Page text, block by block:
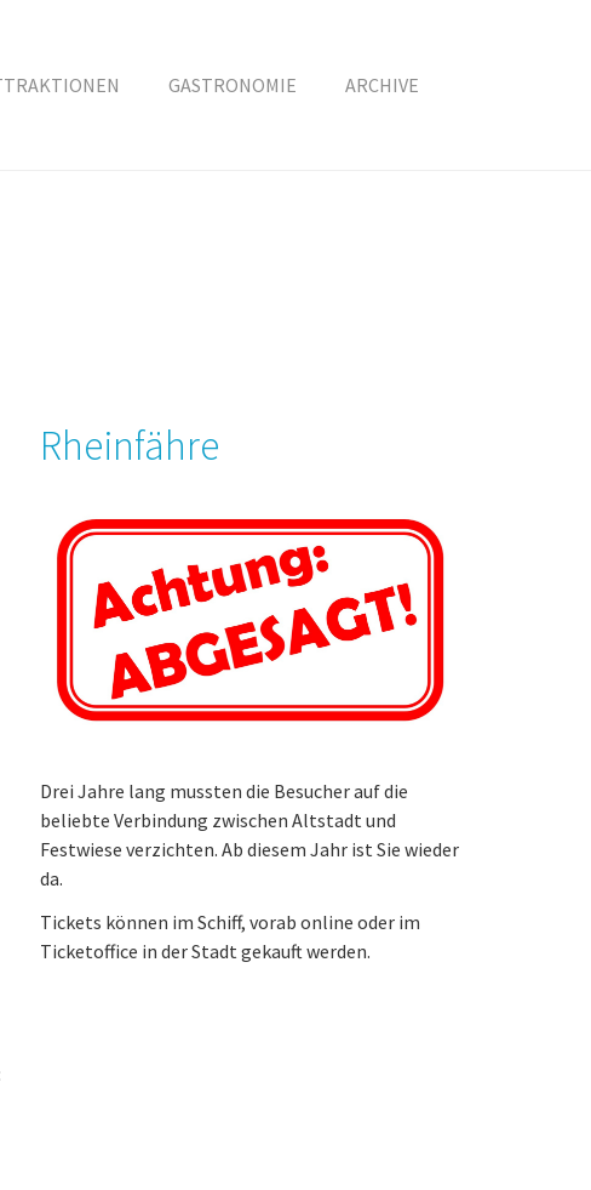
GASTRONOMIE ARCHIVE
Rheinfähre
Drei Jahre lang mussten die Besucher auf die
beliebte Verbindung zwischen Altstadt und
Festwiese verzichten. Ab diesem Jahr ist Sie wieder
da.
Tickets können im Schiff, vorab online oder im
Ticketoffice in der Stadt gekauft werden.